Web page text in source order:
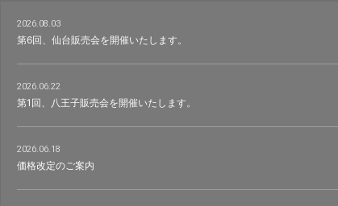
2026.08.03
第6回、仙台販売会を開催いたします。
2026.06.22
第1回、八王子販売会を開催いたします。
2026.06.18
価格改定のご案内